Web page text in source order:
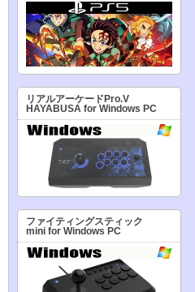
リアルアーケードPro.V
HAYABUSA for Windows PC
ファイティングスティック
mini for Windows PC